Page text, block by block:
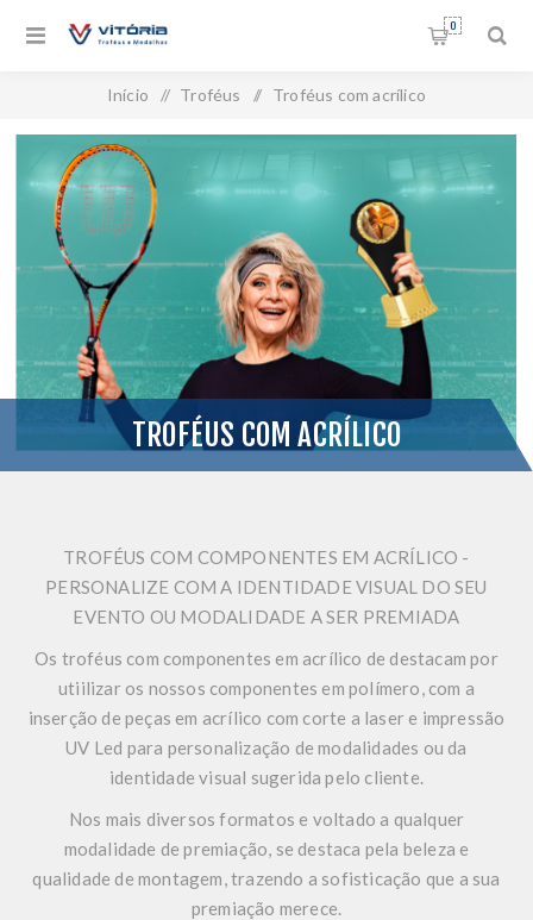
0
Início / Troféus / Troféus com acrílico
TROFÉUS COM ACRÍLICO
TROFÉUS COM COMPONENTES EM ACRÍLICO -
PERSONALIZE COM A IDENTIDADE VISUAL DO SEU
EVENTO OU MODALIDADE A SER PREMIADA
Os troféus com componentes em acrílico de destacam por
utiilizar os nossos componentes em polímero, com a
inserção de peças em acrílico com corte a laser e impressão
UV Led para personalização de modalidades ou da
identidade visual sugerida pelo cliente.
Nos mais diversos formatos e voltado a qualquer
modalidade de premiação, se destaca pela beleza e
qualidade de montagem, trazendo a sofisticação que a sua
premiação merece.